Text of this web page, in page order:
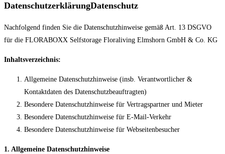
DatenschutzerklärungDatenschutz
Nachfolgend finden Sie die Datenschutzhinweise gemäß Art. 13 DSGVO
für die FLORABOXX Selfstorage Floraliving Elmshorn GmbH & Co. KG
Inhaltsverzeichnis:
Allgemeine Datenschutzhinweise (insb. Verantwortlicher &
Kontaktdaten des Datenschutzbeauftragten)
Besondere Datenschutzhinweise für Vertragspartner und Mieter
Besondere Datenschutzhinweise für E-Mail-Verkehr
Besondere Datenschutzhinweise für Webseitenbesucher
1. Allgemeine Datenschutzhinweise